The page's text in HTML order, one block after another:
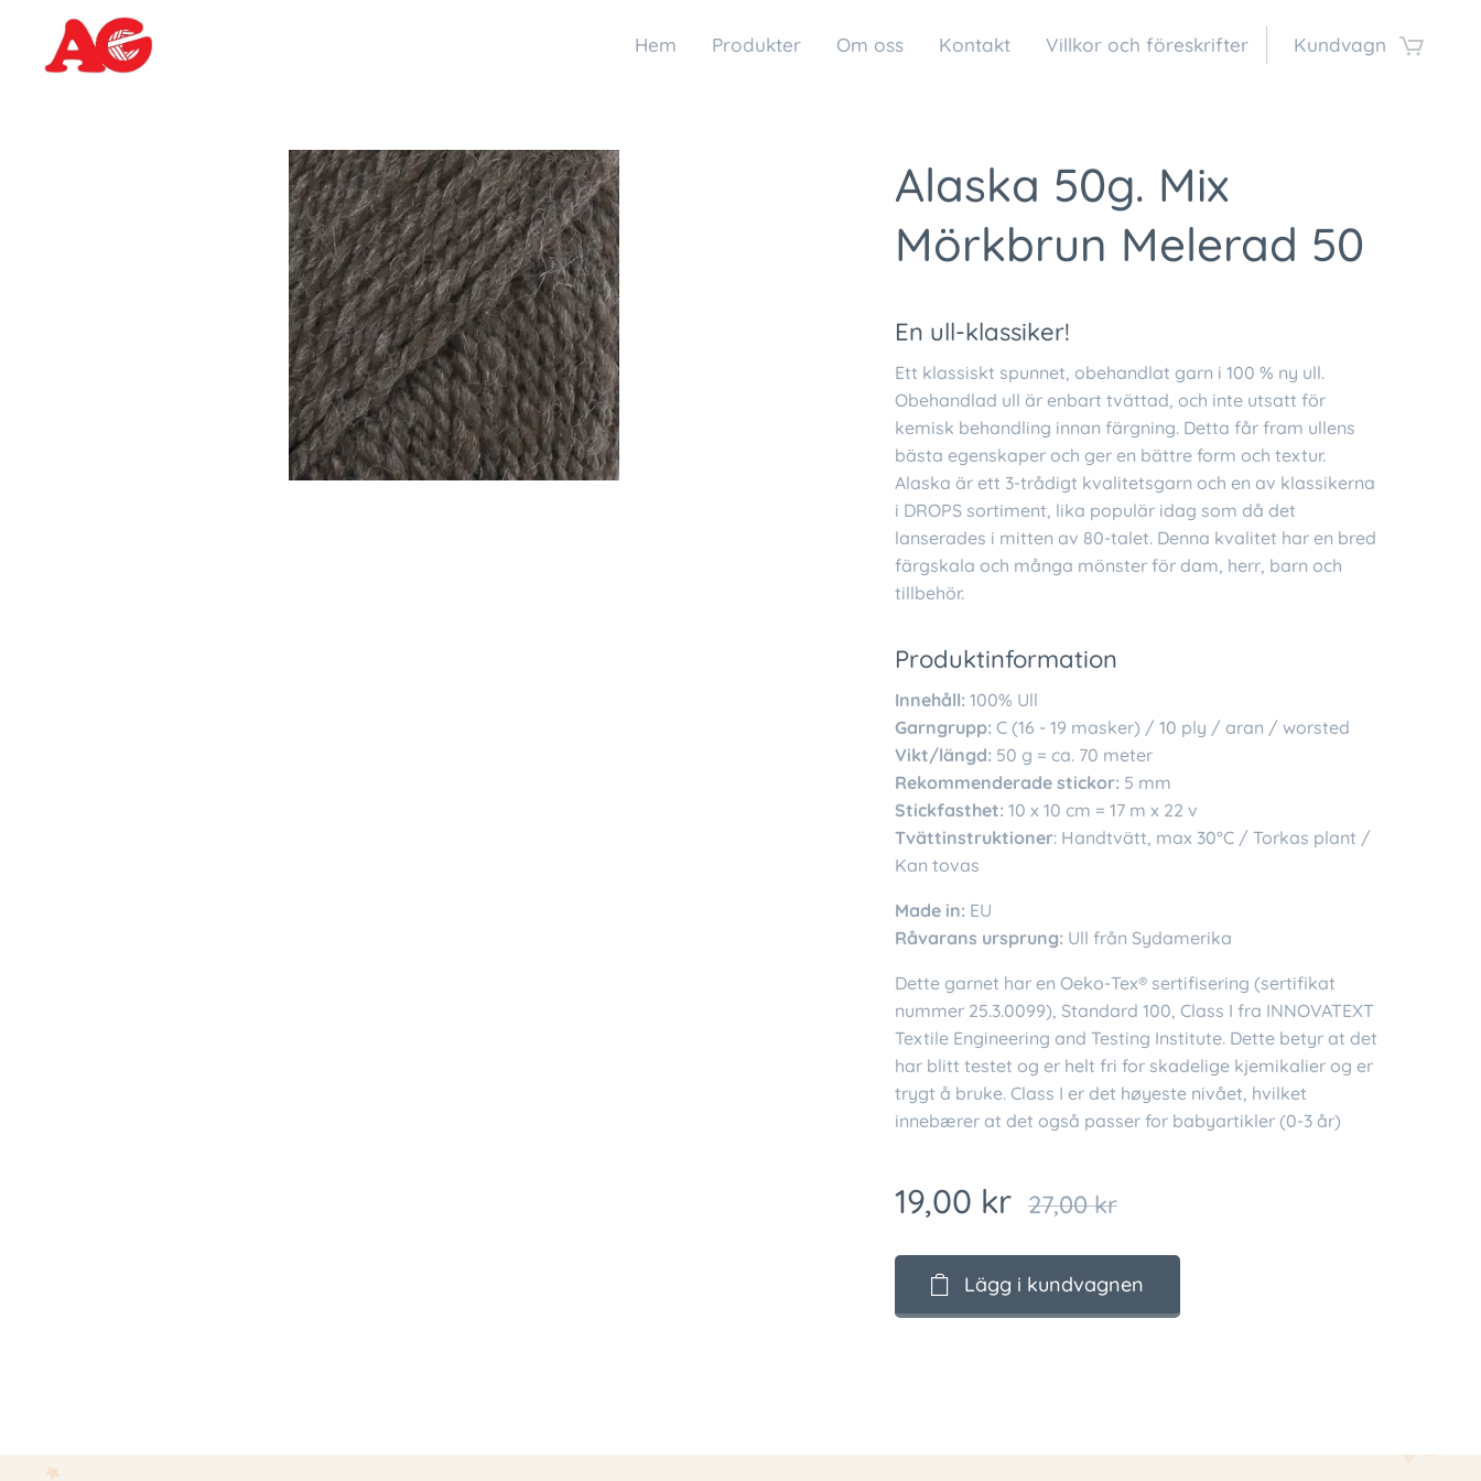
Hem Produkter Om oss Kontakt Villkor och föreskrifter Kundvagn
Alaska 50g. Mix
Mörkbrun Melerad 50
En ull-klassiker!
Ett klassiskt spunnet, obehandlat garn i 100 % ny ull.
Obehandlad ull är enbart tvättad, och inte utsatt för
kemisk behandling innan färgning. Detta får fram ullens
bästa egenskaper och ger en bättre form och textur.
Alaska är ett 3-trådigt kvalitetsgarn och en av klassikerna
i DROPS sortiment, lika populär idag som då det
lanserades i mitten av 80-talet. Denna kvalitet har en bred
färgskala och många mönster för dam, herr, barn och
tillbehör.
Produktinformation
Innehåll: 100% Ull
Garngrupp: C (16 - 19 masker) / 10 ply / aran / worsted
Vikt/längd: 50 g = ca. 70 meter
Rekommenderade stickor: 5 mm
Stickfasthet: 10 x 10 cm = 17 m x 22 v
Tvättinstruktioner: Handtvätt, max 30°C / Torkas plant /
Kan tovas
Made in: EU
Råvarans ursprung: Ull från Sydamerika
Dette garnet har en Oeko-Tex® sertifisering (sertifikat
nummer 25.3.0099), Standard 100, Class I fra INNOVATEXT
Textile Engineering and Testing Institute. Dette betyr at det
har blitt testet og er helt fri for skadelige kjemikalier og er
trygt å bruke. Class I er det høyeste nivået, hvilket
innebærer at det også passer for babyartikler (0-3 år)
19,00 kr 27,00kr
Lägg i kundvagnen